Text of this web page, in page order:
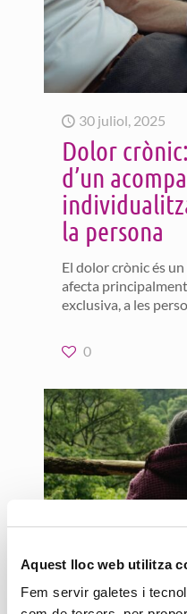
Aquest lloc web utilitza
Fem servir galetes i
30 juliol, 2025
Dolor
d’un
la persona
El dolor crònic és
afecta
exclusiva, a les
0
26 maig, 2025
Com